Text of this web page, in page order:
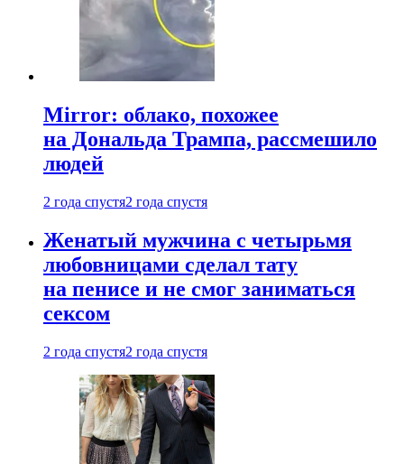
Mirror: облако, похожее
на Дональда Трампа, рассмешило
людей
2 года спустя2 года спустя
Женатый мужчина с четырьмя
любовницами сделал тату
на пенисе и не смог заниматься
сексом
2 года спустя2 года спустя